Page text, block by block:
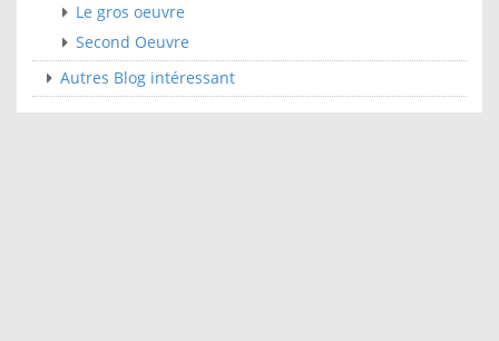
Le gros oeuvre
Second Oeuvre
Autres Blog intéressant